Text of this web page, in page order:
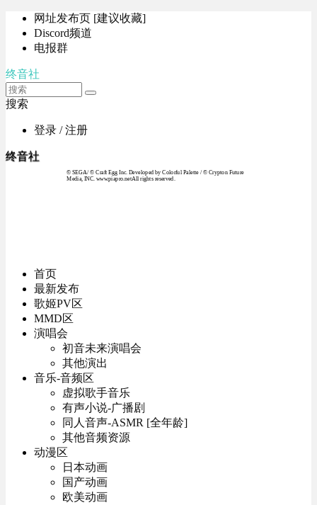
网址发布页 [建议收藏]
Discord频道
电报群
终音社
搜索
登录 / 注册
终音社
© SEGA / © Craft Egg Inc. Developed by Colorful Palette / © Crypton Future
Media, INC. www.piapro.netAll rights reserved.
首页
最新发布
歌姬PV区
MMD区
演唱会
初音未来演唱会
其他演出
音乐-音频区
虚拟歌手音乐
有声小说-广播剧
同人音声-ASMR [全年龄]
其他音频资源
动漫区
日本动画
国产动画
欧美动画